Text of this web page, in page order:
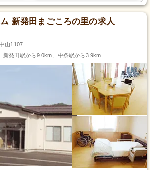
新発田まごころの里の求人
山1107
新発田駅から9.0km、中条駅から3.9km